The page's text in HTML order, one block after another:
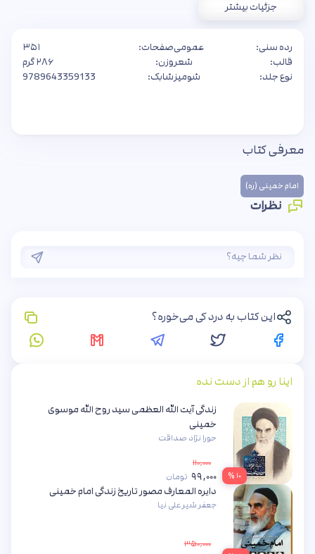
جزئیات بیشتر
رده سنی:
عمومی
قالب:
شعر
نوع جلد:
شومیز
صفحات:
۳۵۱
وزن:
۲۸۶ گرم
شابک:
9789643359133
معرفی کتاب
امام خمینی (ره)
نظرات
این کتاب به درد کی می‌خوره؟
اینا رو هم از دست نده
۱۰ %
زندگی آیت الله العظمی سید روح الله موسوی
خمینی
حورا نژاد صداقت
۱۱۰,۰۰۰
۹۹,۰۰۰ تومان
دایره المعارف مصور تاریخ زندگی امام خمینی
جعفر شیر علی نیا
۳۵۰,۰۰۰